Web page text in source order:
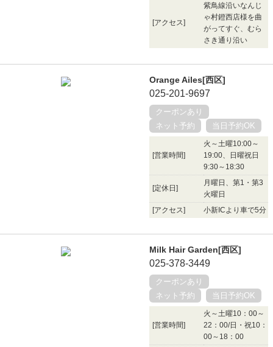
[アクセス]
紫鳥線沿いなんじ
ゃ村鐙西店様を曲
がってすぐ、むら
さき通り沿い
Orange Ailes[西区]
025-201-9697
クーポンあり
ネット予約
当日予約OK
[営業時間]
火～土曜10:00～
19:00、日曜祝日
9:30～18:30
[定休日]
月曜日、第1・第3
火曜日
[アクセス]
小新ICより車で5分
Milk Hair Garden[西区]
025-378-3449
クーポンあり
ネット予約
当日予約OK
[営業時間]
火～土曜10：00～
22：00/日・祝10：
00～18：00